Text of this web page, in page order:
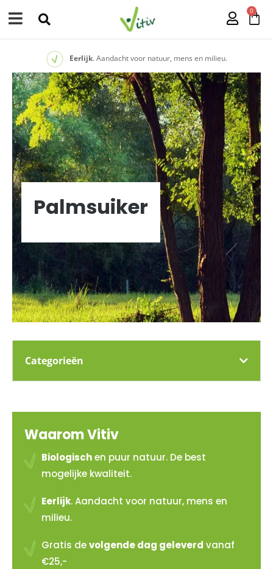
0
Eerlijk. Aandacht voor natuur, mens en milieu.
Palmsuiker
Categorieën
Waarom Vitiv
Biologischen puur natuur. De best
mogelijke kwaliteit.
Eerlijk. Aandacht voor natuur, mens en
milieu.
Gratis devolgende dag geleverd vanaf
€25,-